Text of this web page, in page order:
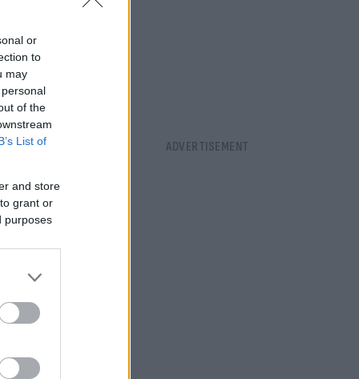
or
to
may
of the
List of
and store
grant or
purposes
Αλλά